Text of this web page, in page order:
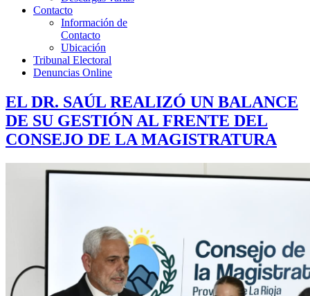
Contacto
Información de
Contacto
Ubicación
Tribunal Electoral
Denuncias Online
EL DR. SAÚL REALIZÓ UN BALANCE
DE SU GESTIÓN AL FRENTE DEL
CONSEJO DE LA MAGISTRATURA